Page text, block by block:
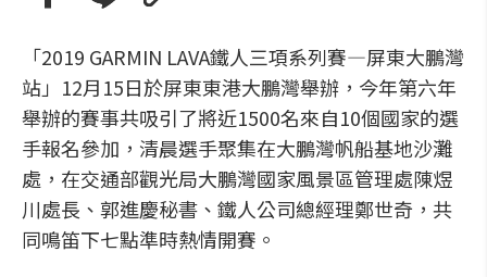
「2019 GARMIN LAVA鐵人三項系列賽—屏東大鵬灣
站」12月15日於屏東東港大鵬灣舉辦，今年第六年
舉辦的賽事共吸引了將近1500名來自10個國家的選
手報名參加，清晨選手聚集在大鵬灣帆船基地沙灘
處，在交通部觀光局大鵬灣國家風景區管理處陳煜
川處長、郭進慶秘書、鐵人公司總經理鄭世奇，共
同鳴笛下七點準時熱情開賽。